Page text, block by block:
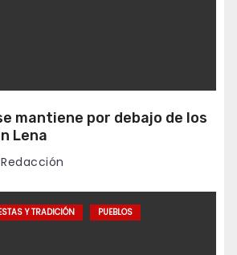
mantiene por debajo de los
Lena
Redacción
Y TRADICIÓN PUEBLOS